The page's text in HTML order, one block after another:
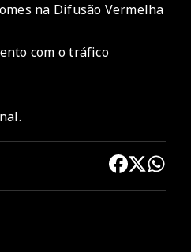
na Difusão Vermelha
com o tráfico